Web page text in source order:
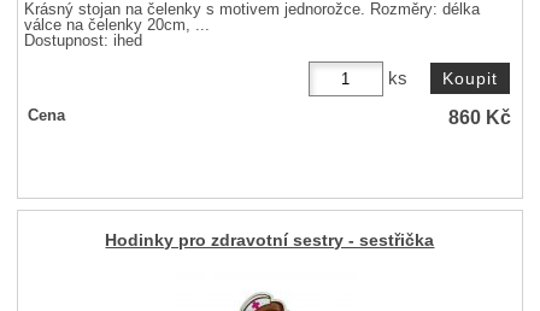
Krásný stojan na čelenky s motivem jednorožce. Rozměry: délka
válce na čelenky 20cm, ...
Dostupnost: ihed
ks
Cena 860 Kč
Hodinky pro zdravotní sestry - sestřička